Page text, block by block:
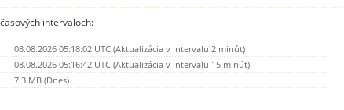
intervaloch:
08.08.2026 05:18:02 UTC (Aktualizácia v intervalu 2 minút)
08.08.2026 05:16:42 UTC (Aktualizácia v intervalu 15 minút)
7.3 MB (Dnes)